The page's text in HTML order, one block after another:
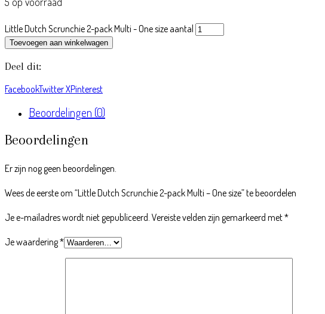
Little Dutch Scrunchie 2-pack Multi - One size aantal
Toevoegen aan winkelwagen
Deel dit:
FacebookTwitter XPinterest
Beoordelingen (0)
Beoordelingen
Er zijn nog geen beoordelingen.
Wees de eerste om “Little Dutch Scrunchie 2-pack Multi – One size” te beoordelen
Je e-mailadres wordt niet gepubliceerd. Vereiste velden zijn gemarkeerd met*
Je waardering*